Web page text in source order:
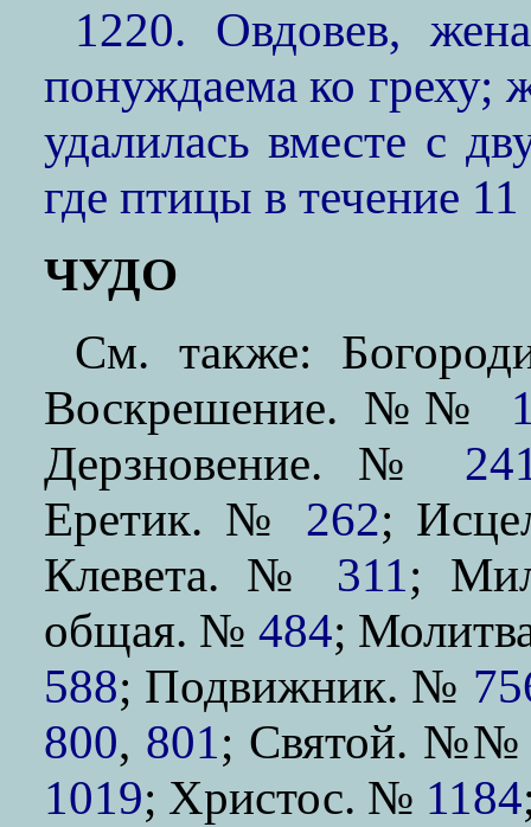
1220. Овдовев,
понуждаема ко греху;
удалилась вместе с
где птицы в течение
ЧУДО
См. также:
Воскрешение. №№
Дерзновение. №
Еретик. № 262;
Клевета. № 311;
общая. № 484;
588; Подвижник. №
800, 801; Святой.
1019; Христос. № 1184